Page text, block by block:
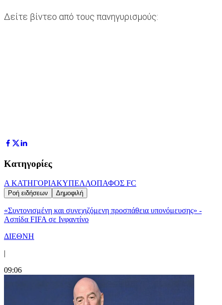
Δείτε βίντεο από τους πανηγυρισμούς:
Κατηγορίες
Α ΚΑΤΗΓΟΡΙΑΚΥΠΕΛΛΟΠΑΦΟΣ FC
Ροή ειδήσεων Δημοφιλή
«Συντονισμένη και συνεχιζόμενη προσπάθεια υπονόμευσης» -
Ασπίδα FIFA σε Ινφαντίνο
ΔΙΕΘΝΗ
|
09:06